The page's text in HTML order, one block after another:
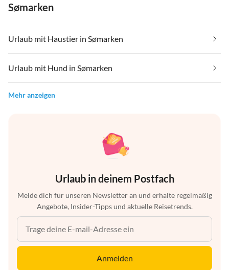
Sømarken
Urlaub mit Haustier in Sømarken
Urlaub mit Hund in Sømarken
Mehr anzeigen
Urlaub in deinem Postfach
Melde dich für unseren Newsletter an und erhalte regelmäßig
Angebote, Insider-Tipps und aktuelle Reisetrends.
Anmelden